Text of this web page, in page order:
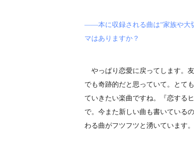
――本に収録される曲は“家族や大
マはありますか？
やっぱり恋愛に戻ってします。
でも奇跡的だと思っていて。とて
ていきたい楽曲ですね。『恋する
で。今また新しい曲も書いている
わる曲がフツフツと湧いています。